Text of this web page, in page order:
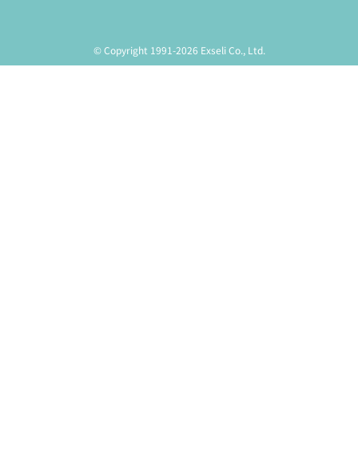
© Copyright 1991-2026 Exseli Co., Ltd.